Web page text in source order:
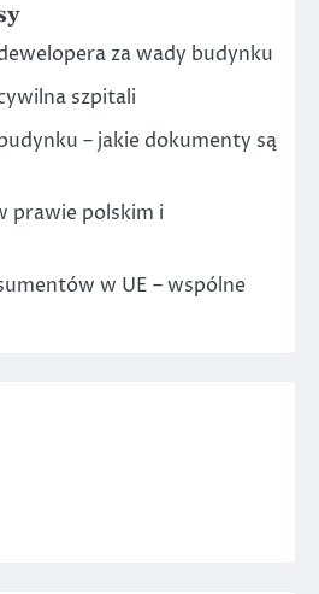
za wady budynku
szpitali
– jakie dokumenty są
prawie polskim i
w UE – wspólne